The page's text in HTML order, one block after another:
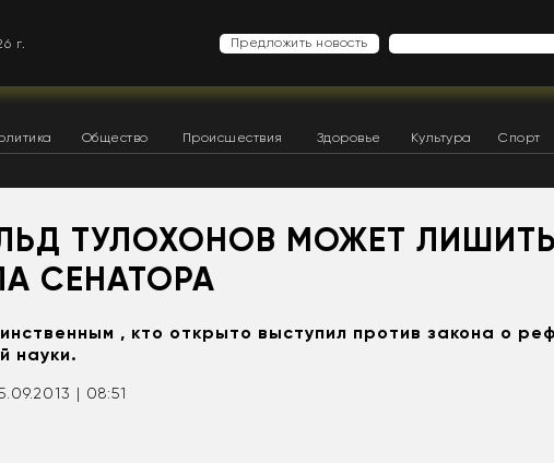
г. Предложить новость
Общество Происшествия Здоровье Культура Спорт
ТУЛОХОНОВ МОЖЕТ
СЕНАТОРА
, кто открыто выступил против закона о
науки.
| 08:51